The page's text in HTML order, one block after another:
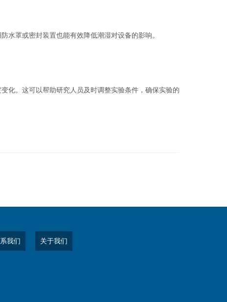
罩或密封装置也能有效降低潮湿对设备的影响。
。这可以帮助研究人员及时调整实验条件，确保实验的
我们 关于我们